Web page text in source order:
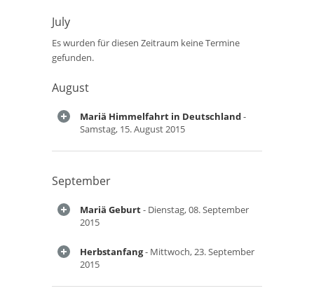
July
Es wurden für diesen Zeitraum keine Termine
gefunden.
August
Mariä Himmelfahrt in Deutschland-
Samstag, 15. August 2015
September
Mariä Geburt- Dienstag, 08. September
2015
Herbstanfang- Mittwoch, 23. September
2015